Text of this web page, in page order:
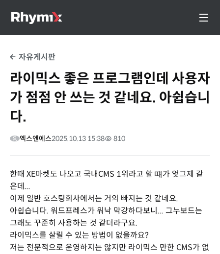
자유게시판
라이믹스 좋은 프로그램인데 사용자
가 점점 안 쓰는 것 같네요. 아쉽습니
다.
엑스엔에스2025.10.13 15:38 810
한때 XE마켓도 나오고 국내CMS 1위라고 할 떄가 엊그제 같
은데...
이제 일반 호스팅회사에서는 거의 빠지는 것 같네요.
아쉽습니다. 워드프레스가 워낙 막강하다보니... 그누보드는
그래도 꾸준히 사용하는 것 같더라구요.
라이믹스를 살릴 수 있는 방법이 없을까요?
저는 전문적으로 운영하지는 않지만 라이믹스 만한 CMS가 없